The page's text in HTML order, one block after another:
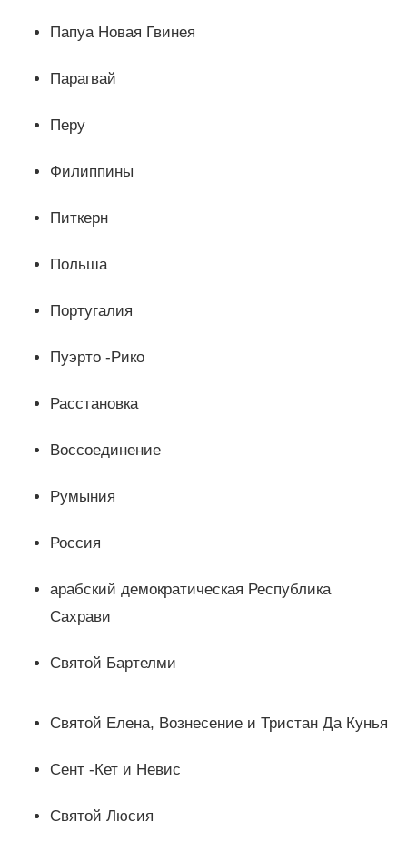
Папуа Новая Гвинея
Парагвай
Перу
Филиппины
Питкерн
Польша
Португалия
Пуэрто -Рико
Расстановка
Воссоединение
Румыния
Россия
арабский демократическая Республика
Сахрави
Святой Бартелми
Святой Елена, Вознесение и Тристан Да Кунья
Сент -Кет и Невис
Святой Люсия